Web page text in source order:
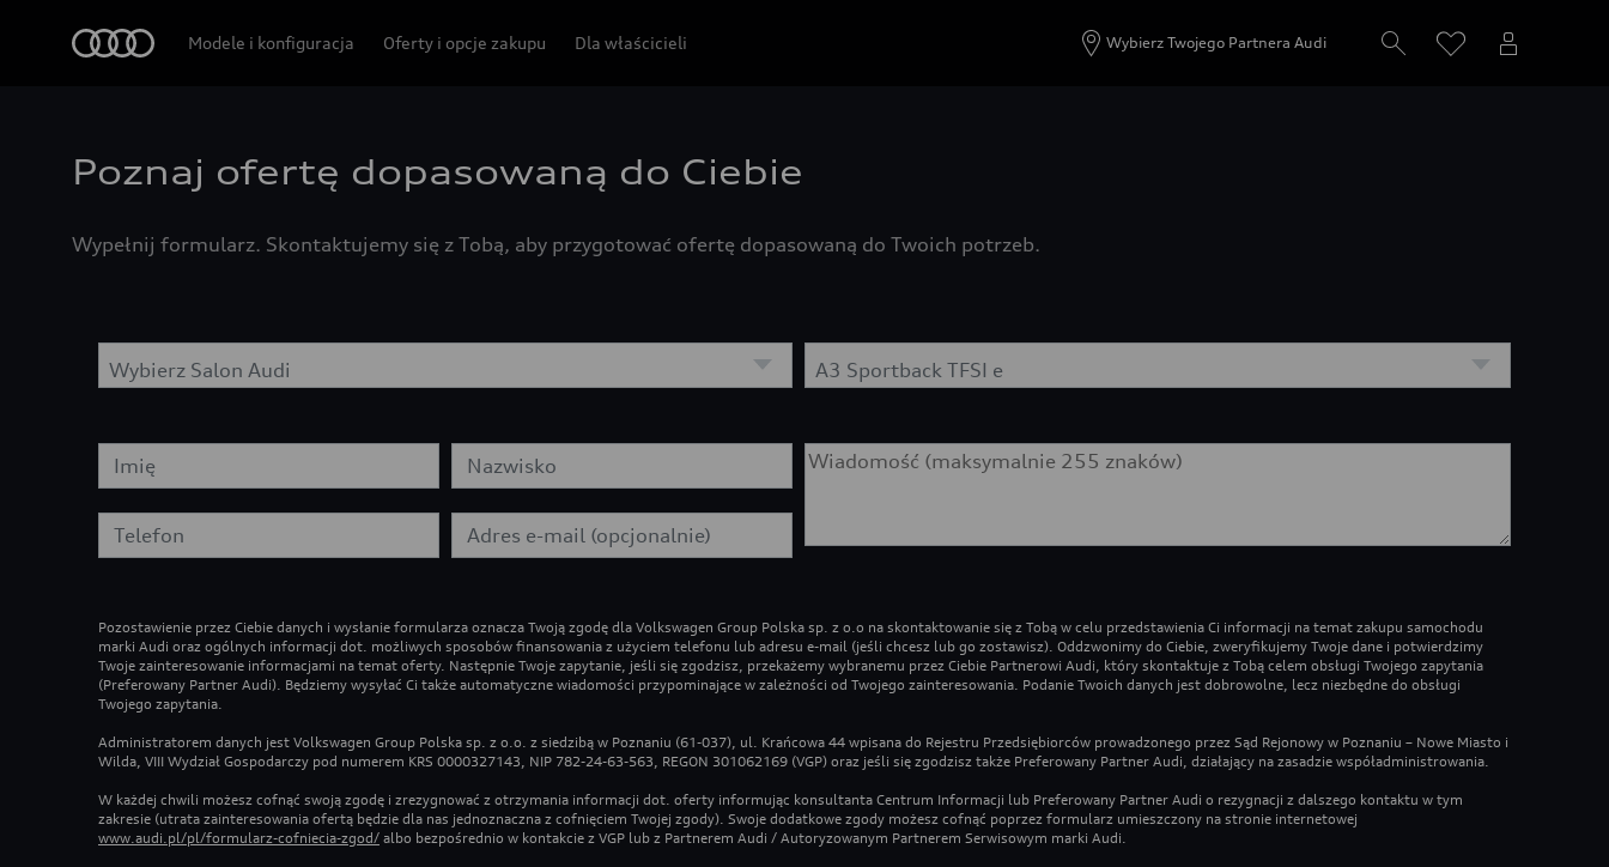
Modele i konfiguracja Oferty i opcje zakupu Dla właścicieli Wybierz Twojego Partnera Audi
Poznaj ofertę dopasowaną do Ciebie
Wypełnij formularz. Skontaktujemy się z Tobą, aby przygotować ofertę dopasowaną do Twoich potrzeb.